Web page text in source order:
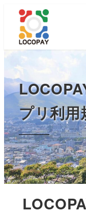
コ
テ
ン
へ
移
動
プリ利用